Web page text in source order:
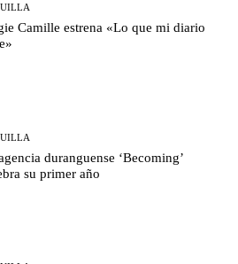
Camille estrena «Lo que mi diario
duranguense ‘Becoming’
su primer año